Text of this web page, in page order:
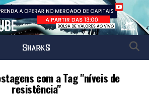
com a Tag "níveis de
resistência"